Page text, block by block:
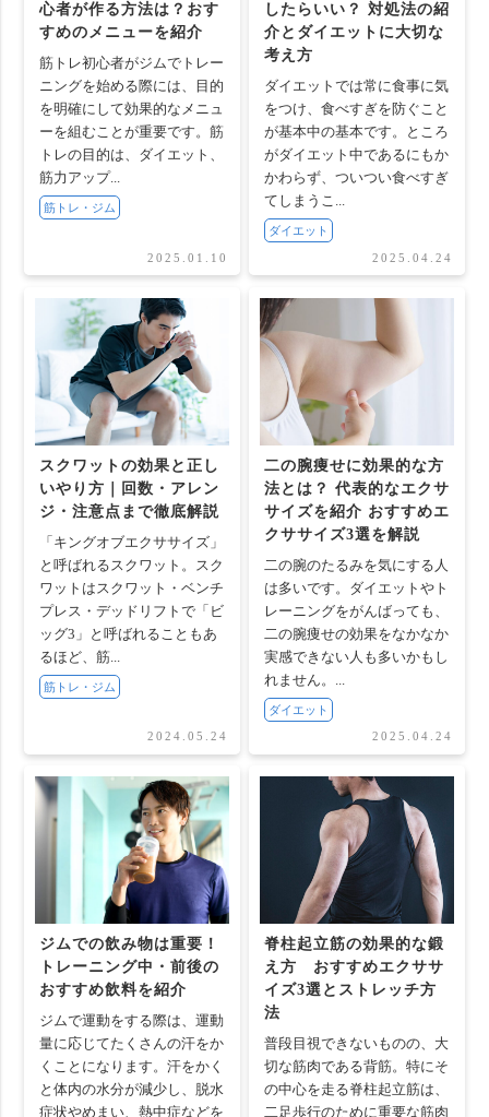
心者が作る方法は？おす
すめのメニューを紹介
筋トレ初心者がジムでトレー
ニングを始める際には、目的
を明確にして効果的なメニュ
ーを組むことが重要です。筋
トレの目的は、ダイエット、
筋力アップ...
筋トレ・ジム
2025.01.10
したらいい？ 対処法の紹
介とダイエットに大切な
考え方
ダイエットでは常に食事に気
をつけ、食べすぎを防ぐこと
が基本中の基本です。ところ
がダイエット中であるにもか
かわらず、ついつい食べすぎ
てしまうこ...
ダイエット
2025.04.24
スクワットの効果と正し
いやり方｜回数・アレン
ジ・注意点まで徹底解説
「キングオブエクササイズ」
と呼ばれるスクワット。スク
ワットはスクワット・ベンチ
プレス・デッドリフトで「ビ
ッグ3」と呼ばれることもあ
るほど、筋...
筋トレ・ジム
2024.05.24
二の腕痩せに効果的な方
法とは？ 代表的なエクサ
サイズを紹介 おすすめエ
クササイズ3選を解説
二の腕のたるみを気にする人
は多いです。ダイエットやト
レーニングをがんばっても、
二の腕痩せの効果をなかなか
実感できない人も多いかもし
れません。...
ダイエット
2025.04.24
ジムでの飲み物は重要！
トレーニング中・前後の
おすすめ飲料を紹介
ジムで運動をする際は、運動
量に応じてたくさんの汗をか
くことになります。汗をかく
と体内の水分が減少し、脱水
症状やめまい、熱中症などを
脊柱起立筋の効果的な鍛
え方 おすすめエクササ
イズ3選とストレッチ方
法
普段目視できないものの、大
切な筋肉である背筋。特にそ
の中心を走る脊柱起立筋は、
二足歩行のために重要な筋肉